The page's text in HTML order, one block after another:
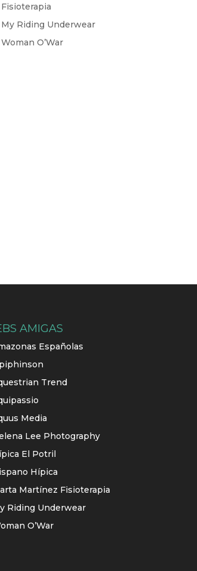
Fisioterapia
My Riding Underwear
Woman O’War
AMIGAS
Españolas
Trend
Media
Lee Photography
El Potril
Hípica
Martínez Fisioterapia
Riding Underwear
O’War